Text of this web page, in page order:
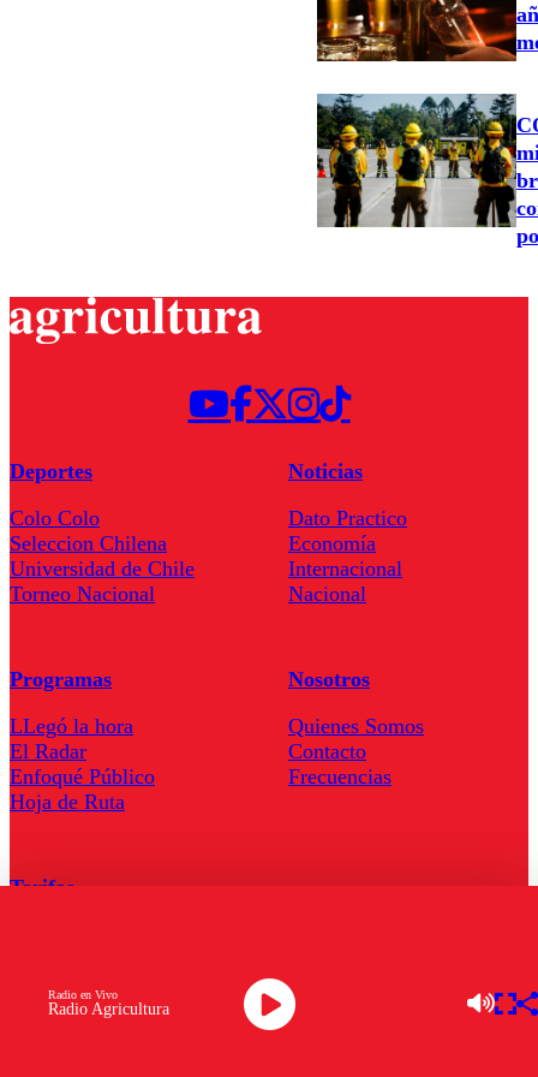
Radio Agricultura
Radio en Vivo
Deportes
Colo Colo
Seleccion Chilena
Universidad de Chile
Torneo Nacional
Noticias
Dato Practico
Economía
Internacional
Nacional
Programas
LLegó la hora
El Radar
Enfoqué Público
Hoja de Ruta
Nosotros
Quienes Somos
Contacto
Frecuencias
Tarifas